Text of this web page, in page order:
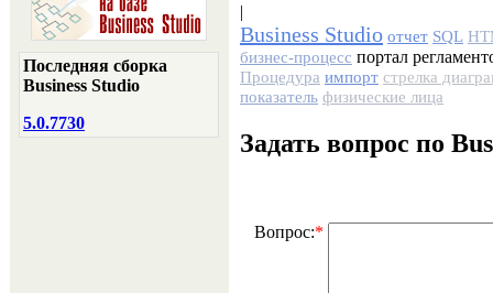
Последняя сборка
Business Studio
5.0.7730
|
Business Studio отчет SQL
бизнес-процесс портал
Процедура импорт стрелка
показатель физические лица
Задать вопрос по
Вопрос:*